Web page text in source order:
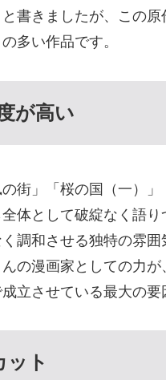
と書きましたが、この
多い作品です。
が高い
街」「桜の国（一）
体として破綻なく語
調和させる独特の雰
の漫画家としての力
立させている最大の要
ット